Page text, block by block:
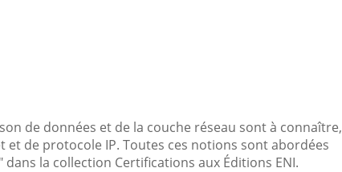
de données et de la couche réseau sont à connaître,
de protocole IP. Toutes ces notions sont abordées
la collection Certifications aux Éditions ENI.